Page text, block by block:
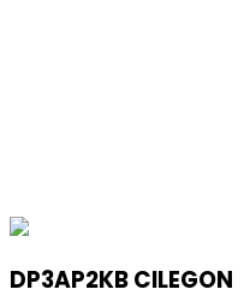
DP3AP2KB CILEGON